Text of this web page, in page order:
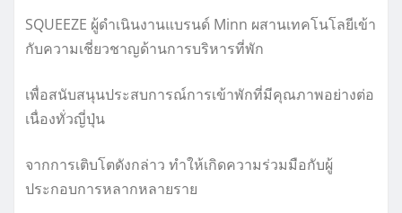
SQUEEZE ผู้ดำเนินงานแบรนด์ Minn ผสานเทคโนโลยีเข้า
กับความเชี่ยวชาญด้านการบริหารที่พัก
เพื่อสนับสนุนประสบการณ์การเข้าพักที่มีคุณภาพอย่างต่อ
เนื่องทั่วญี่ปุ่น
จากการเติบโตดังกล่าว ทำให้เกิดความร่วมมือกับผู้
ประกอบการหลากหลายราย